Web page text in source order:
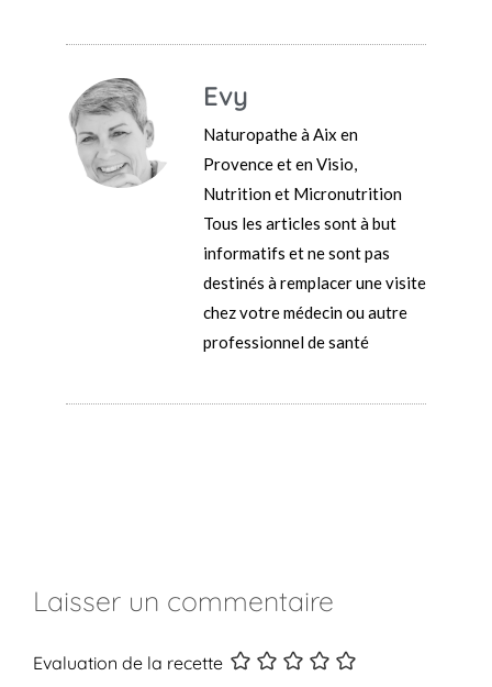
Evy
Naturopathe à Aix en
Provence et en Visio,
Nutrition et Micronutrition
Tous les articles sont à but
informatifs et ne sont pas
destinés à remplacer une visite
chez votre médecin ou autre
professionnel de santé
Laisser un commentaire
Evaluation de la recette